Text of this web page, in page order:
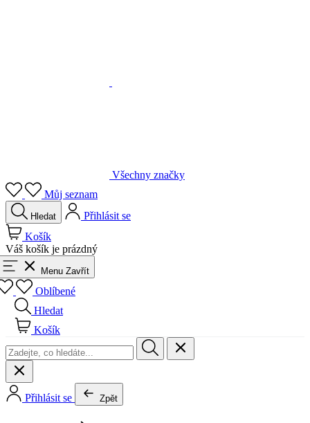
Všechny značky
Můj seznam
Hledat
Přihlásit se
Košík
Váš košík je prázdný
Menu Zavřít
Oblíbené
Hledat
Košík
Přihlásit se Zpět